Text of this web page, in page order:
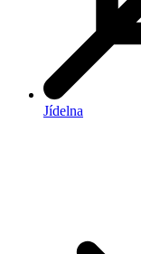
Jídelna